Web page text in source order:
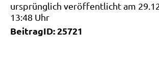
ursprünglich veröffentlicht am
13:48 Uhr
BeitragID: 25721